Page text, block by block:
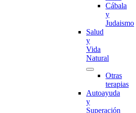
Cábala
y
Judaismo
Salud
y
Vida
Natural
Otras
terapias
Autoayuda
y
Superación